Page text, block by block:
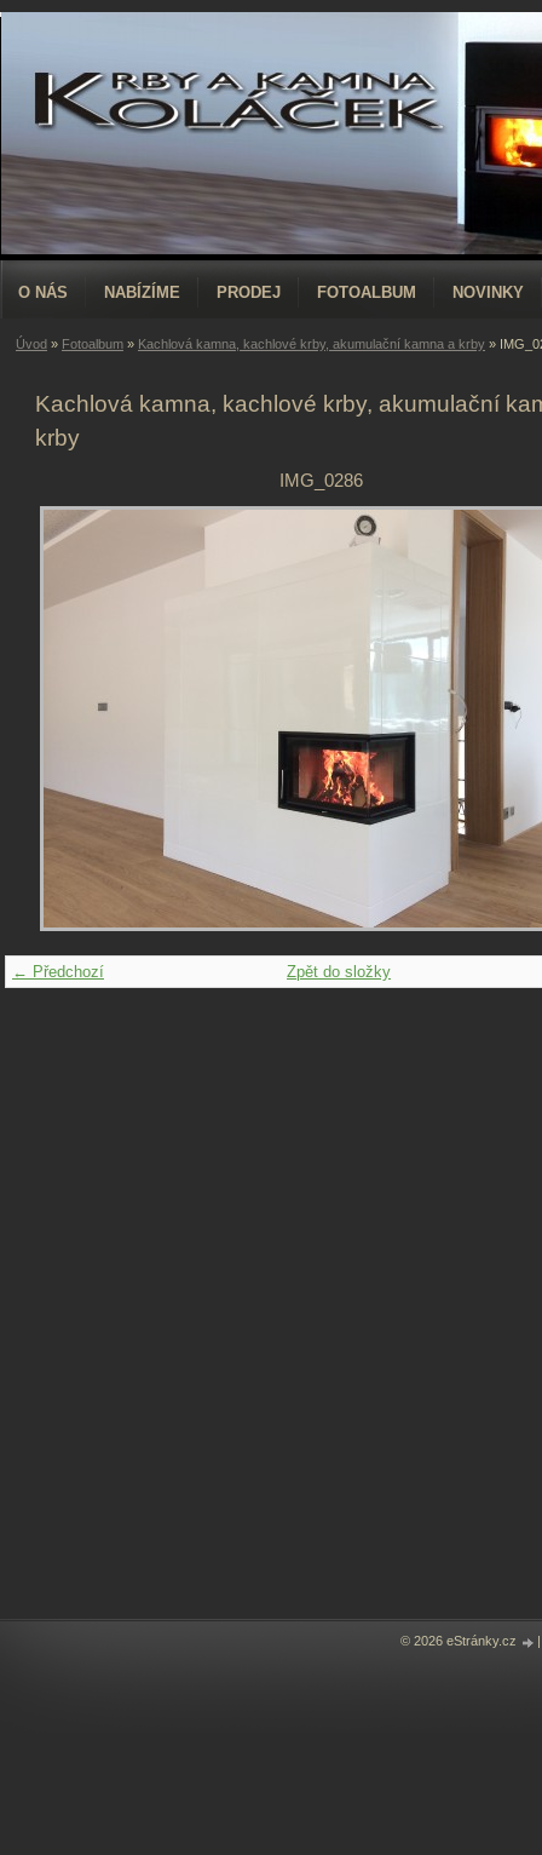
O NÁS NABÍZÍME PRODEJ FOTOALBUM NOVINKY
Úvod » Fotoalbum » Kachlová kamna, kachlové krby, akumulační kamna a krby »
Kachlová kamna, kachlové krby, akumulační
krby
IMG_0286
← Předchozí Zpět do složky
© 2026 eStránky.cz